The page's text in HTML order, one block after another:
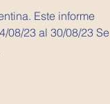
Este informe
08/23 al 30/08/23 Se